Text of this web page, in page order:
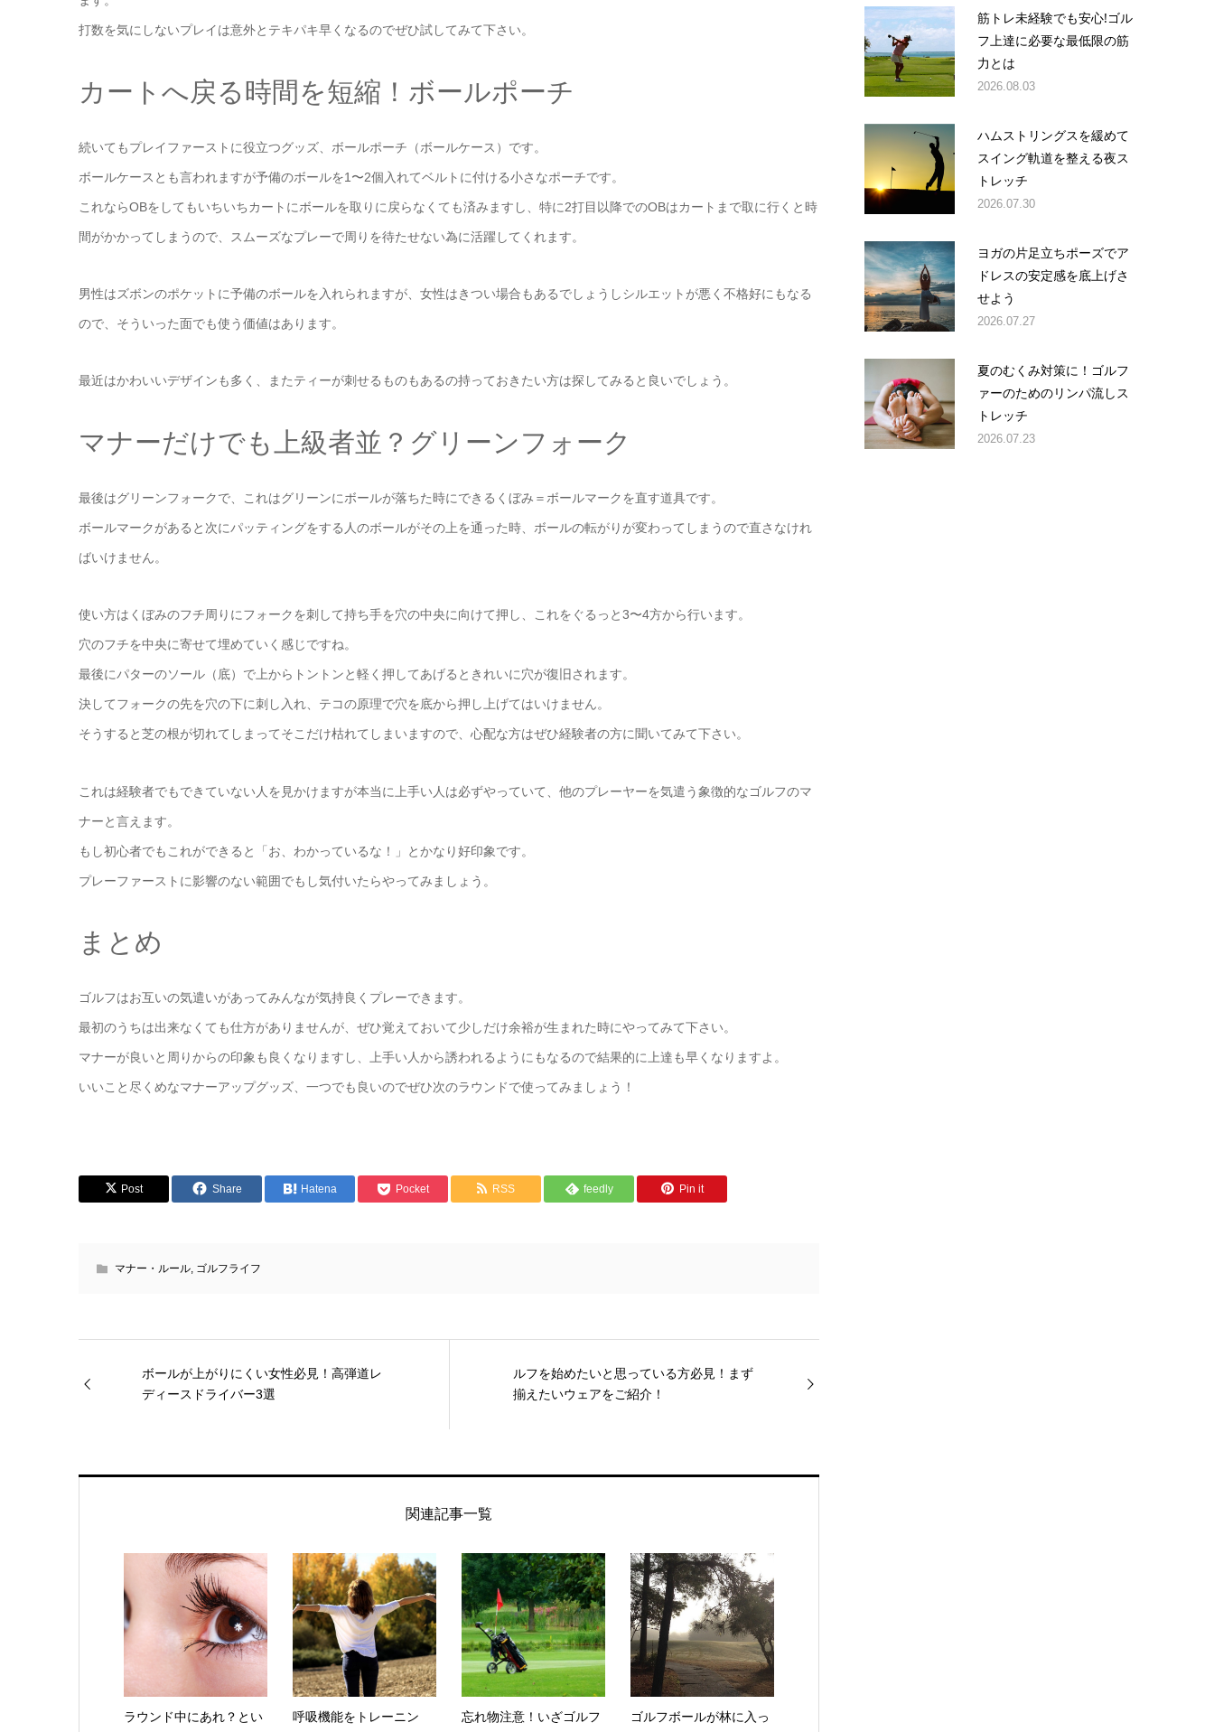
打数を気にしないプレイは意外とテキパキ早くなるのでぜひ試してみて下さい。
カートへ戻る時間を短縮！ボールポーチ
続いてもプレイファーストに役立つグッズ、ボールポーチ（ボールケース）です。
ボールケースとも言われますが予備のボールを1〜2個入れてベルトに付ける小さなポーチです。
これならOBをしてもいちいちカートにボールを取りに戻らなくても済みますし、特に2打目以降でのOBはカートまで取に行くと時
間がかかってしまうので、スムーズなプレーで周りを待たせない為に活躍してくれます。
男性はズボンのポケットに予備のボールを入れられますが、女性はきつい場合もあるでしょうしシルエットが悪く不格好にもなる
ので、そういった面でも使う価値はあります。
最近はかわいいデザインも多く、またティーが刺せるものもあるの持っておきたい方は探してみると良いでしょう。
マナーだけでも上級者並？グリーンフォーク
最後はグリーンフォークで、これはグリーンにボールが落ちた時にできるくぼみ＝ボールマークを直す道具です。
ボールマークがあると次にパッティングをする人のボールがその上を通った時、ボールの転がりが変わってしまうので直さなけれ
ばいけません。
使い方はくぼみのフチ周りにフォークを刺して持ち手を穴の中央に向けて押し、これをぐるっと3〜4方から行います。
穴のフチを中央に寄せて埋めていく感じですね。
最後にパターのソール（底）で上からトントンと軽く押してあげるときれいに穴が復旧されます。
決してフォークの先を穴の下に刺し入れ、テコの原理で穴を底から押し上げてはいけません。
そうすると芝の根が切れてしまってそこだけ枯れてしまいますので、心配な方はぜひ経験者の方に聞いてみて下さい。
これは経験者でもできていない人を見かけますが本当に上手い人は必ずやっていて、他のプレーヤーを気遣う象徴的なゴルフのマ
ナーと言えます。
もし初心者でもこれができると「お、わかっているな！」とかなり好印象です。
プレーファーストに影響のない範囲でもし気付いたらやってみましょう。
まとめ
ゴルフはお互いの気遣いがあってみんなが気持良くプレーできます。
最初のうちは出来なくても仕方がありませんが、ぜひ覚えておいて少しだけ余裕が生まれた時にやってみて下さい。
マナーが良いと周りからの印象も良くなりますし、上手い人から誘われるようにもなるので結果的に上達も早くなりますよ。
いいこと尽くめなマナーアップグッズ、一つでも良いのでぜひ次のラウンドで使ってみましょう！
Post Share Hatena Pocket RSS feedly Pin it
マナー・ルール, ゴルフライフ
ボールが上がりにくい女性必見！高弾道レ
ディースドライバー3選
ルフを始めたいと思っている方必見！まず
揃えたいウェアをご紹介！
関連記事一覧
ラウンド中にあれ？とい
呼吸機能をトレーニン
忘れ物注意！いざゴルフ
ゴルフボールが林に入っ
筋トレ未経験でも安心!ゴル
フ上達に必要な最低限の筋
力とは
2026.08.03
ハムストリングスを緩めて
スイング軌道を整える夜ス
トレッチ
2026.07.30
ヨガの片足立ちポーズでア
ドレスの安定感を底上げさ
せよう
2026.07.27
夏のむくみ対策に！ゴルフ
ァーのためのリンパ流しス
トレッチ
2026.07.23